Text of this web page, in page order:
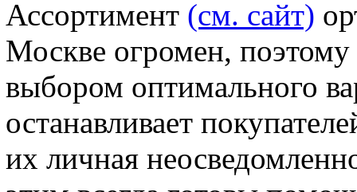
Ассортимент (см. сайт)
Москве огромен, поэтому
выбором оптимального
останавливает
их личная